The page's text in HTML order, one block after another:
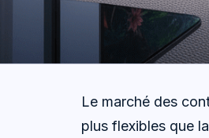
Le marché des
plus flexibles que